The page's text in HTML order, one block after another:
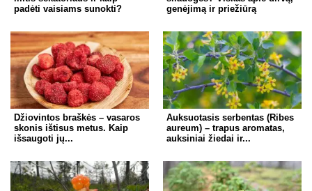
padėti vaisiams sunokti?
genėjimą ir priežiūrą
Džiovintos braškės – vasaros
skonis ištisus metus. Kaip
išsaugoti jų...
Auksuotasis serbentas (Ribes
aureum) – trapus aromatas,
auksiniai žiedai ir...